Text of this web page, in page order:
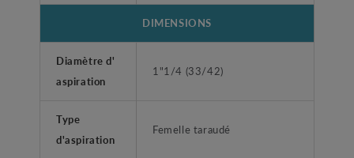
DIMENSIONS
Diamètre d'
aspiration
1"1/4 (33/42)
Type
d'aspiration
Femelle taraudé